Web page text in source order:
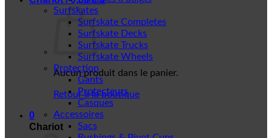
Aucun produit dans le panier.
Retour à la boutique
0
Chariot
Surfskates
Surfskate Completes
Surfskate Decks
Surfskate Trucks
Surfskate Wheels
Protection
Gants
Protecteurs
Casques
Accessoires
Sacs